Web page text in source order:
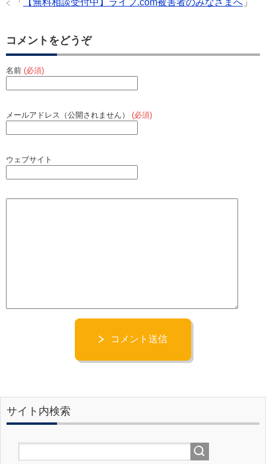
コメントをどうぞ
名前 (必須)
メールアドレス（公開されません） (必須)
ウェブサイト
コメント送信
サイト内検索